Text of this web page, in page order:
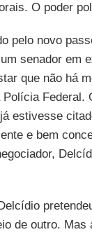
O poder
pelo novo
senador em
que não há
Polícia
estivesse
e bem
de outro.